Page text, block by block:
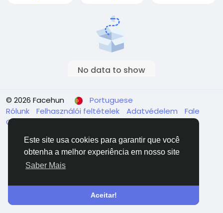
Este site usa cookies para garantir que você
obtenha a melhor experiência em nosso site
Saber Mais
Aceitar!
No data to show
© 2026 Facehun
Portuguese
Rólunk
Felhasználói feltételek Adatvédelem
Fale
Conosco